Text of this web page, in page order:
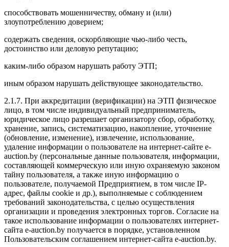
способствовать мошенничеству, обману и (или)
злоупотреблению доверием;
содержать сведения, оскорбляющие чью-либо честь,
достоинство или деловую репутацию;
каким-либо образом нарушать работу ЭТП;
иным образом нарушать действующее законодательство.
2.1.7. При аккредитации (верификации) на ЭТП физическое
лицо, в том числе индивидуальный предприниматель,
юридическое лицо разрешает организатору сбор, обработку,
хранение, запись, систематизацию, накопление, уточнение
(обновление, изменение), извлечение, использование,
удаление информации о пользователе на интернет-сайте e-
auction.by (персональные данные пользователя, информации,
составляющей коммерческую или иную охраняемую законом
тайну пользователя, а также иную информацию о
пользователе, получаемой Предприятием, в том числе IP-
адрес, файлы cookie и др.), выполняемые с соблюдением
требований законодательства, с целью осуществления
организации и проведения электронных торгов. Согласие на
такое использование информации о пользователях интернет-
сайта e-auction.by получается в порядке, установленном
Пользовательским соглашением интернет-сайта e-auction.by.